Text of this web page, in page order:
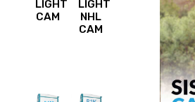
LIGHT
CAM
LIGHT
NHL
CAM